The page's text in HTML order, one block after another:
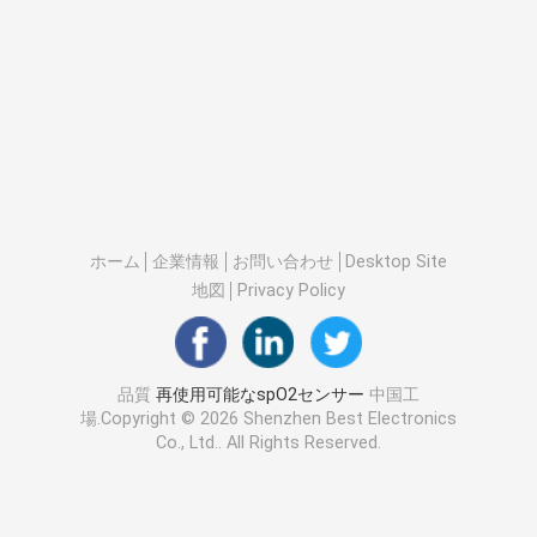
ホーム 企業情報 お問い合わせ
Desktop Site
地図
Privacy Policy
品質 再使用可能なspO2センサー 中国工
場.Copyright © 2026 Shenzhen Best Electronics
Co., Ltd.. All Rights Reserved.